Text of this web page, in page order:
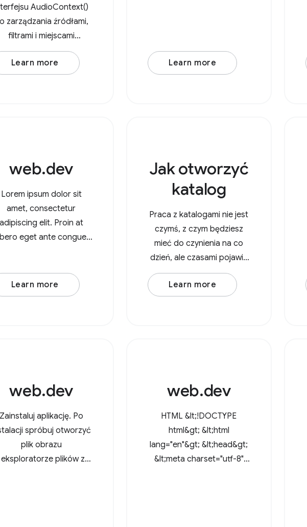
AudioContext()
zarządzania źródłami,
filtrami i miejscami
Po utworzeniu
nowego interfejsu
Learn more Learn more
web.dev
Lorem ipsum dolor sit
amet, consectetur
adipiscing elit. Proin at
eget ante congue
et posuere eu,
sed lorem. Lorem
Learn more
Jak otworzyć
katalog
Praca z katalogami nie jest
czymś, z czym będziesz
mieć do czynienia na co
dzień, ale czasami pojawia
się taki przypadek użycia,
np. gdy chcesz
Learn more
web.dev
Zainstaluj aplikację. Po
spróbuj otworzyć
plik obrazu
plików za
web.dev
HTML &lt;!DOCTYPE
html&gt; &lt;html
lang="en"&gt; &lt;head&gt;
&lt;meta charset="utf-8"